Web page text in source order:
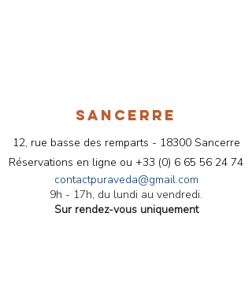
SANCERRE
12, rue basse des remparts - 18300 Sancerre
Réservations en ligne ou +33 (0) 6 65 56 24 74
contactpuraveda@gmail.com
9h - 17h, du lundi au vendredi.
Sur rendez-vous uniquement